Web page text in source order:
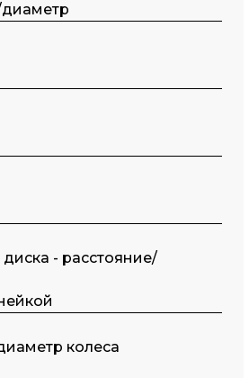
диаметр
- расстояние/
колеса